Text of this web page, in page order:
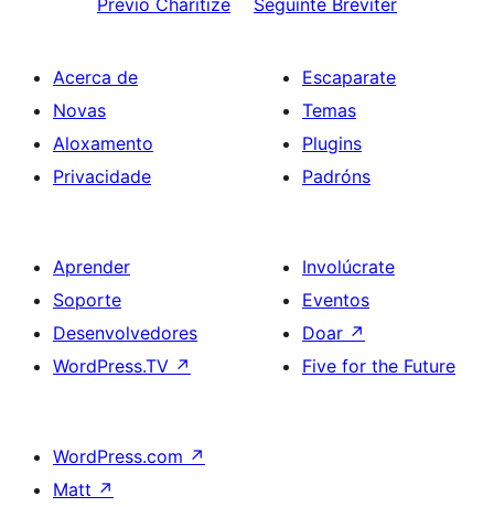
Previo Charitize Seguinte Breviter
Acerca de
Novas
Aloxamento
Privacidade
Escaparate
Temas
Plugins
Padróns
Aprender
Soporte
Desenvolvedores
WordPress.TV ↗
Involúcrate
Eventos
Doar ↗
Five for the Future
WordPress.com ↗
Matt ↗